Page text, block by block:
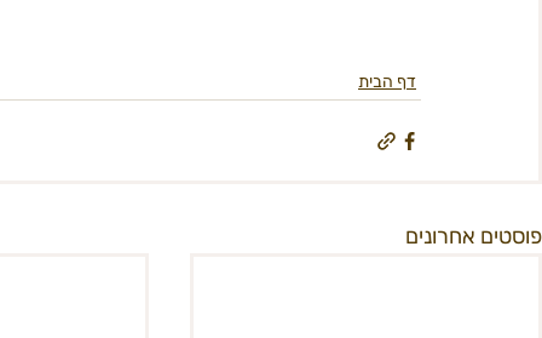
דף הבית
פוסטים אחרונים